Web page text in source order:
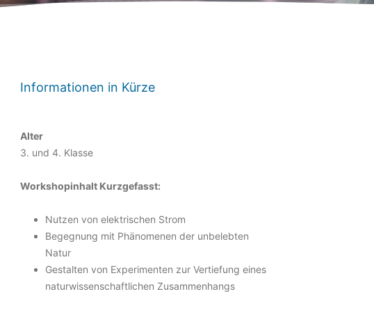
Informationen in Kürze
Alter
3. und 4. Klasse
Workshopinhalt Kurzgefasst:
Nutzen von elektrischen Strom
Begegnung mit Phänomenen der unbelebten
Natur
Gestalten von Experimenten zur Vertiefung eines
naturwissenschaftlichen Zusammenhangs